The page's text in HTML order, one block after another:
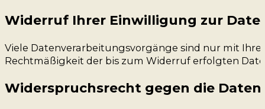
Widerruf Ihrer Einwilligung zur
Viele Datenverarbeitungsvorgänge sind nur mit
Rechtmäßigkeit der bis zum Widerruf erfolgten
Widerspruchsrecht gegen die